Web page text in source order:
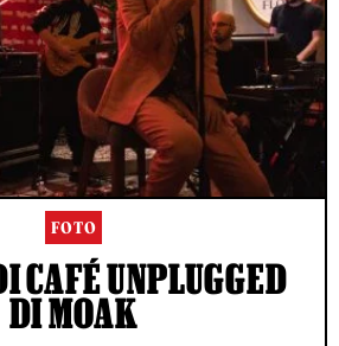
FOTO
CAFÉ UNPLUGGED
DI MOAK